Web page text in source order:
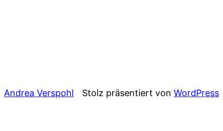
Andrea Verspohl Stolz präsentiert von WordPress